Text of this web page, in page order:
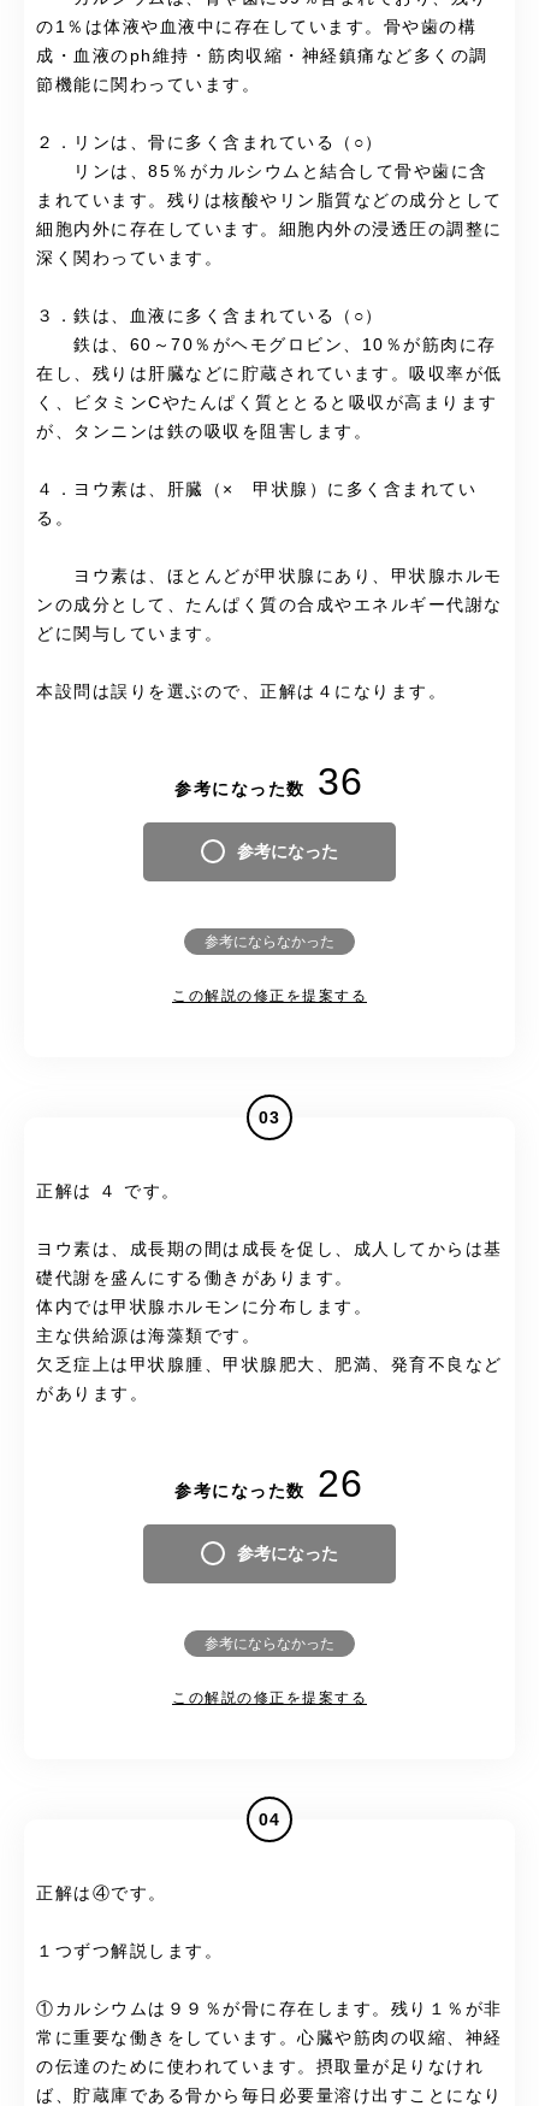
の1％は体液や血液中に存在しています。骨や歯の構
成・血液のph維持・筋肉収縮・神経鎮痛など多くの調
節機能に関わっています。
２．リンは、骨に多く含まれている（○）
リンは、85％がカルシウムと結合して骨や歯に含
まれています。残りは核酸やリン脂質などの成分として
細胞内外に存在しています。細胞内外の浸透圧の調整に
深く関わっています。
３．鉄は、血液に多く含まれている（○）
鉄は、60～70％がヘモグロビン、10％が筋肉に存
在し、残りは肝臓などに貯蔵されています。吸収率が低
く、ビタミンCやたんぱく質ととると吸収が高まります
が、タンニンは鉄の吸収を阻害します。
４．ヨウ素は、肝臓（× 甲状腺）に多く含まれてい
る。
ヨウ素は、ほとんどが甲状腺にあり、甲状腺ホルモ
ンの成分として、たんぱく質の合成やエネルギー代謝な
どに関与しています。
本設問は誤りを選ぶので、正解は４になります。
参考になった数 36
参考になった
参考にならなかった
この解説の修正を提案する
03
正解は ４ です。
ヨウ素は、成長期の間は成長を促し、成人してからは基
礎代謝を盛んにする働きがあります。
体内では甲状腺ホルモンに分布します。
主な供給源は海藻類です。
欠乏症上は甲状腺腫、甲状腺肥大、肥満、発育不良など
があります。
参考になった数 26
参考になった
参考にならなかった
この解説の修正を提案する
04
正解は④です。
１つずつ解説します。
①カルシウムは９９％が骨に存在します。残り１％が非
常に重要な働きをしています。心臓や筋肉の収縮、神経
の伝達のために使われています。摂取量が足りなけれ
ば、貯蔵庫である骨から毎日必要量溶け出すことになり